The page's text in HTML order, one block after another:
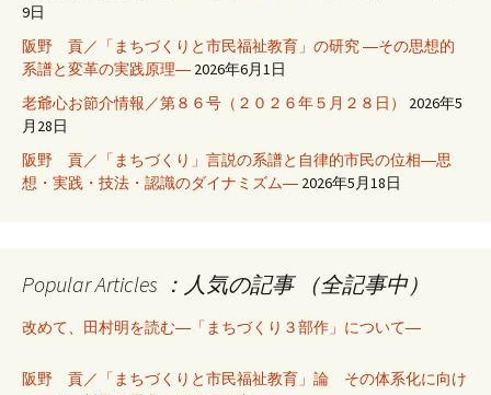
9日
阪野 貢／「まちづくりと市民福祉教育」の研究 ―その思想的
系譜と変革の実践原理― 2026年6月1日
老爺心お節介情報／第８６号（２０２６年５月２８日）
2026年5
月28日
阪野 貢／「まちづくり」言説の系譜と自律的市民の位相―思
想・実践・技法・認識のダイナミズム― 2026年5月18日
Popular Articles ：人気の記事 （全記事中）
改めて、田村明を読む―「まちづくり３部作」について―
阪野 貢／「まちづくりと市民福祉教育」論 その体系化に向け